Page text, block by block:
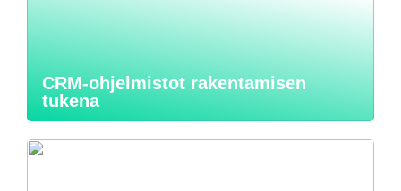
CRM-ohjelmistot rakentamisen
tukena